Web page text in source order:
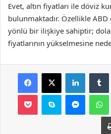
Evet, altın fiyatları ile döviz
bulunmaktadır. Özellikle ABD
yönlü bir ilişkiye sahiptir;
fiyatlarının yükselmesine
Facebook
X LinkedIn
Pocket Skype